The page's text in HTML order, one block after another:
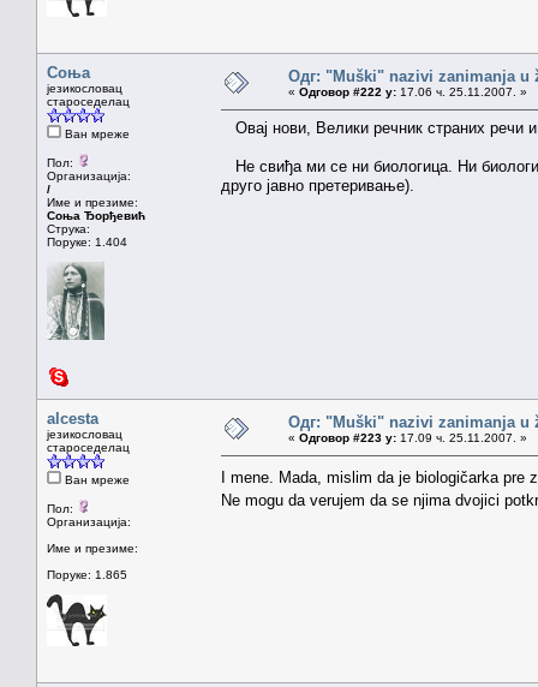
Соња
језикословац
староседелац
Ван мреже
Пол:
Организација:
/
Име и презиме:
Соња Ђорђевић
Струка:
Поруке: 1.404
Одг: "Muški" nazivi zanimanja u
« Одговор #222 у: 17.06 ч. 25.11.2007. »
Овај нови, Велики речник страних речи
Не свиђа ми се ни биологица. Ни
друго јавно претеривање).
alcesta
језикословац
староседелац
Ван мреже
Пол:
Организација:
Име и презиме:
Поруке: 1.865
Одг: "Muški" nazivi zanimanja u
« Одговор #223 у: 17.09 ч. 25.11.2007. »
I mene. Mada, mislim da je biologičarka pre
Ne mogu da verujem da se njima dvojici